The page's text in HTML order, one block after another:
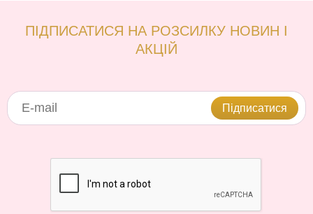
ПІДПИСАТИСЯ НА РОЗСИЛКУ НОВИН І
АКЦІЙ
Підписатися